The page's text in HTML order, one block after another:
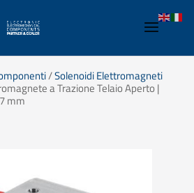
/Solenoidi Elettromagneti
a Trazione Telaio Aperto |
mm